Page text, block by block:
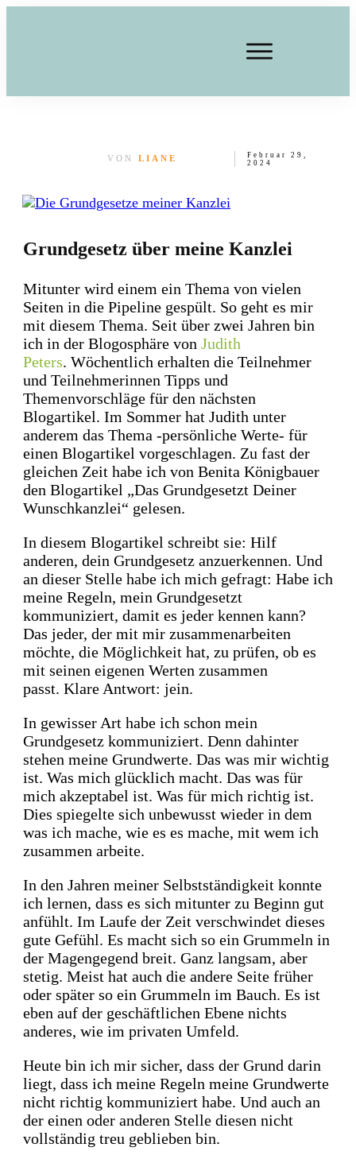
VONLIANE
Februar 29,
2024
Grundgesetz über meine Kanzlei
Mitunter wird einem ein Thema von vielen
Seiten in die Pipeline gespült. So geht es mir
mit diesem Thema. Seit über zwei Jahren bin
ich in der Blogosphäre von Judith
Peters. Wöchentlich erhalten die Teilnehmer
und Teilnehmerinnen Tipps und
Themenvorschläge für den nächsten
Blogartikel. Im Sommer hat Judith unter
anderem das Thema -persönliche Werte- für
einen Blogartikel vorgeschlagen. Zu fast der
gleichen Zeit habe ich von Benita Königbauer
den Blogartikel „Das Grundgesetzt Deiner
Wunschkanzlei“ gelesen.
In diesem Blogartikel schreibt sie: Hilf
anderen, dein Grundgesetz anzuerkennen. Und
an dieser Stelle habe ich mich gefragt: Habe ich
meine Regeln, mein Grundgesetzt
kommuniziert, damit es jeder kennen kann?
Das jeder, der mit mir zusammenarbeiten
möchte, die Möglichkeit hat, zu prüfen, ob es
mit seinen eigenen Werten zusammen
passt. Klare Antwort: jein.
In gewisser Art habe ich schon mein
Grundgesetz kommuniziert. Denn dahinter
stehen meine Grundwerte. Das was mir wichtig
ist. Was mich glücklich macht. Das was für
mich akzeptabel ist. Was für mich richtig ist.
Dies spiegelte sich unbewusst wieder in dem
was ich mache, wie es es mache, mit wem ich
zusammen arbeite.
In den Jahren meiner Selbstständigkeit konnte
ich lernen, dass es sich mitunter zu Beginn gut
anfühlt. Im Laufe der Zeit verschwindet dieses
gute Gefühl. Es macht sich so ein Grummeln in
der Magengegend breit. Ganz langsam, aber
stetig. Meist hat auch die andere Seite früher
oder später so ein Grummeln im Bauch. Es ist
eben auf der geschäftlichen Ebene nichts
anderes, wie im privaten Umfeld.
Heute bin ich mir sicher, dass der Grund darin
liegt, dass ich meine Regeln meine Grundwerte
nicht richtig kommuniziert habe. Und auch an
der einen oder anderen Stelle diesen nicht
vollständig treu geblieben bin.